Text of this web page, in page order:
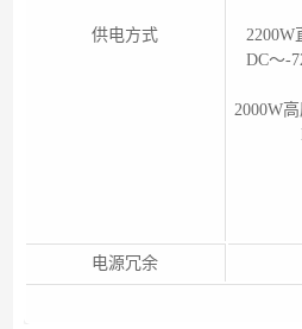
供电方式
2200W
DC～-
2000W
电源冗余